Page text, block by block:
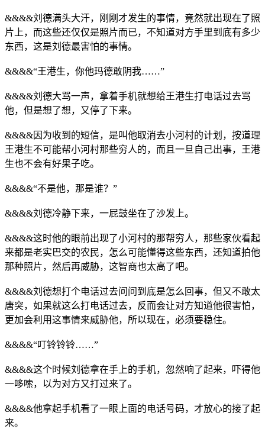
&&&&刘德满头大汗，刚刚才发生的事情，竟然就出现在了照
片上，而这些还仅仅是照片而已，不知道对方手里到底有多少
东西，这是刘德最害怕的事情。
&&&&“王港生，你他玛德敢阴我……”
&&&&刘德大骂一声，拿着手机就想给王港生打电话过去骂
他，但是想了想，又停了下来。
&&&&因为收到的短信，是叫他取消去小河村的计划，按道理
王港生不可能帮小河村那些穷人的，而且一旦自己出事，王港
生也不会有好果子吃。
&&&&“不是他，那是谁？”
&&&&刘德冷静下来，一屁鼓坐在了沙发上。
&&&&这时他的眼前出现了小河村的那帮穷人，那些家伙看起
来都是老实巴交的农民，怎么可能懂得这些东西，还知道拍他
那种照片，然后再威胁，这智商也太高了吧。
&&&&刘德想打个电话过去问问到底是怎么回事，但又不敢太
唐突，如果就这么打电话过去，反而会让对方知道他很害怕，
更加会利用这事情来威胁他，所以现在，必须要稳住。
&&&&“叮铃铃铃……”
&&&&这个时候刘德拿在手上的手机，忽然响了起来，吓得他
一哆嗦，以为对方又打过来了。
&&&&他拿起手机看了一眼上面的电话号码，才放心的接了起
来。